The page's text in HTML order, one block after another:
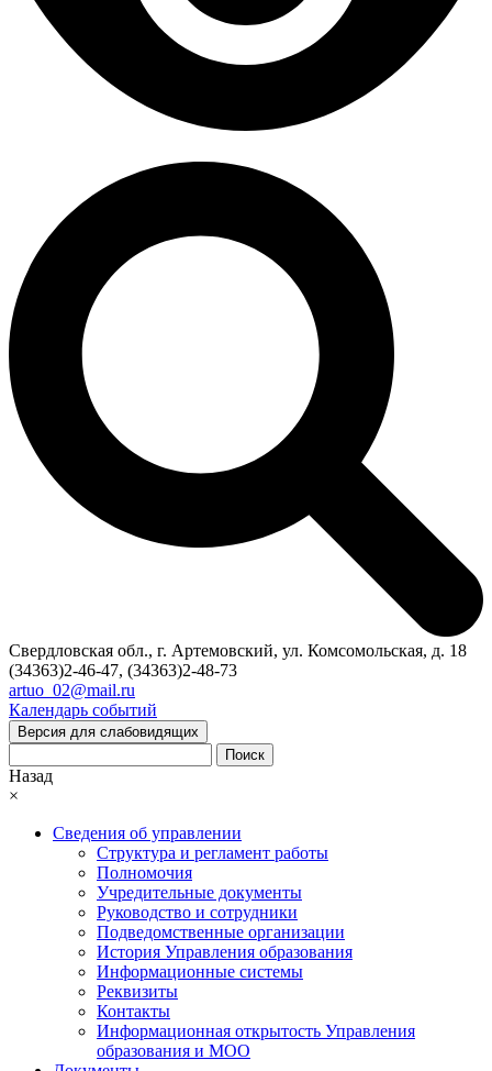
Свердловская обл., г. Артемовский, ул. Комсомольская, д. 18
(34363)2-46-47, (34363)2-48-73
artuo_02@mail.ru
Календарь событий
Версия для слабовидящих
Поиск
Назад
×
Сведения об управлении
Структура и регламент работы
Полномочия
Учредительные документы
Руководство и сотрудники
Подведомственные организации
История Управления образования
Информационные системы
Реквизиты
Контакты
Информационная открытость Управления
образования и МОО